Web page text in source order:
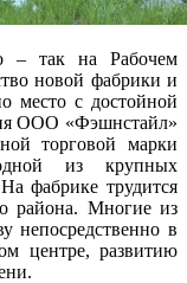
– так на Рабочем
новой фабрики и
место с достойной
ООО «Фэшнстайл»
торговой марки
из крупных
фабрике трудится
района. Многие из
непосредственно в
центре, развитию